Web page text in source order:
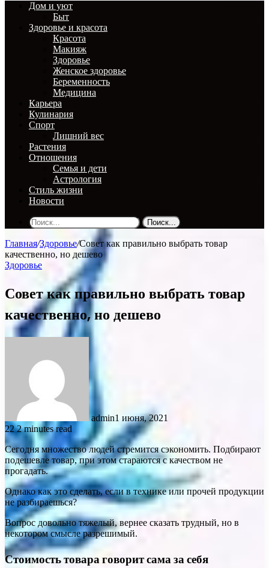
Дом и уют
Быт
Здоровье и красота
Красота
Макияж
Здоровье
Женское здоровье
Беременность
Медицина
Карьера
Кулинария
Спорт
Лишний вес
Растения
Отношения
Семья и дети
Астрология
Стиль жизни
Новости
Поиск...
Главная/Здоровье/Совет как правильно выбрать товар
качественно, но дешево
Здоровье
Совет как правильно выбрать товар
качественно, но дешево
admin1 июня, 2021
222 minutes read
Сегодня множество людей стремится сэкономить. Подбирают
подешевле товар, при этом стараются с качеством не
прогадать.
Однако как это сделать, если в технике или прочей продукции
не разбираешься?
Вопрос довольно тяжелый, вернее сказать трудный, но в
некотором смысле разрешимый.
Стоимость товара говорит сама за себя